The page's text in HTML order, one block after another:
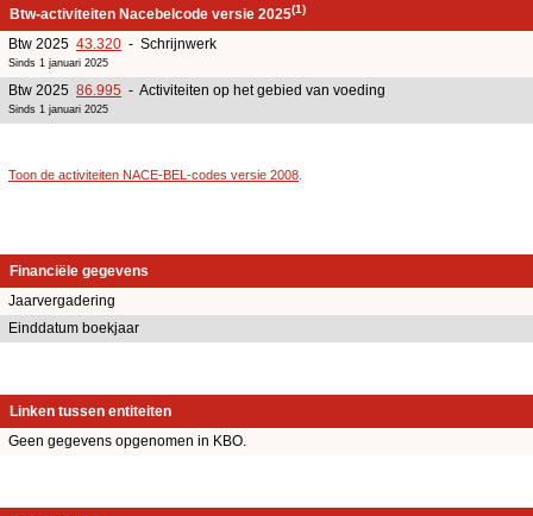
Btw-activiteiten Nacebelcode versie 2025(1)
Btw 2025 43.320 - Schrijnwerk
Sinds 1 januari 2025
Btw 2025 86.995 - Activiteiten op het gebied van voeding
Sinds 1 januari 2025
Toon de activiteiten NACE-BEL-codes versie 2008
Financiële gegevens
Jaarvergadering
Einddatum boekjaar
Linken tussen entiteiten
Geen gegevens opgenomen in KBO.